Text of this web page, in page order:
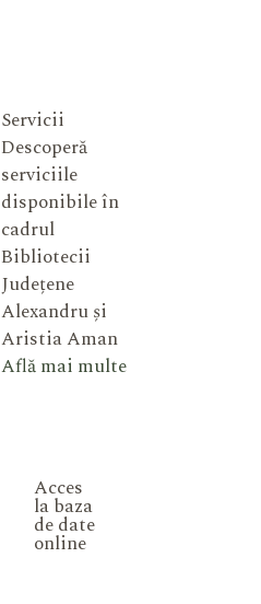
Servicii
Descoperă
serviciile
disponibile în
cadrul
Bibliotecii
Județene
Alexandru și
Aristia Aman
Află mai multe
Acces
la baza
de date
online